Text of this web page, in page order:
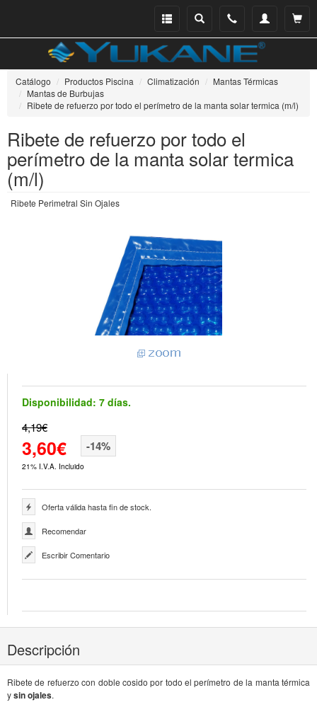
Ver
Mi
Teléfono
Buscar
Menu
Catálogo Productos Piscina Climatización
Mantas Térmicas
Mantas de Burbujas
Ribete de refuerzo por todo el perímetro de la manta solar termica (m/l)
Ribete de refuerzo por todo el
perímetro de la manta solar termica
(m/l)
Ribete Perimetral Sin Ojales
Disponibilidad: 7 días.
4,19€
3,60€ -14%
21% I.V.A. Incluido
Oferta válida hasta fin de stock.
Recomendar
Escribir Comentario
Descripción
Ribete de refuerzo con doble cosido por todo el perímetro de la manta térmica
ysin ojales.